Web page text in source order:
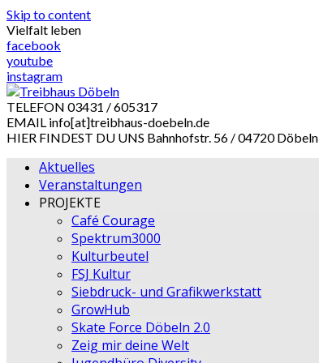
Skip to content
Vielfalt leben
facebook
youtube
instagram
TELEFON 03431 / 605317
EMAIL info[at]treibhaus-doebeln.de
HIER FINDEST DU UNS Bahnhofstr. 56 / 04720 Döbeln
Aktuelles
Veranstaltungen
PROJEKTE
Café Courage
Spektrum3000
Kulturbeutel
FSJ Kultur
Siebdruck- und Grafikwerkstatt
GrowHub
Skate Force Döbeln 2.0
Zeig mir deine Welt